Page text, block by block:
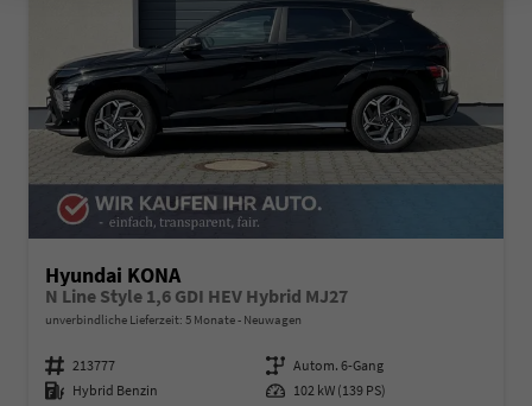
Hyundai KONA
N Line Style 1,6 GDI HEV Hybrid MJ27
unverbindliche Lieferzeit: 5 Monate Neuwagen
Fahrzeugnummer 213777 Getriebe Autom. 6-Gang
Kraftstoff Hybrid Benzin Leistung 102 kW (139 PS)